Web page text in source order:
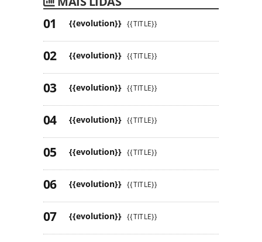
{{evolution}} {{TITLE}}
{{evolution}} {{TITLE}}
{{evolution}} {{TITLE}}
{{evolution}} {{TITLE}}
{{evolution}} {{TITLE}}
{{evolution}} {{TITLE}}
{{evolution}} {{TITLE}}